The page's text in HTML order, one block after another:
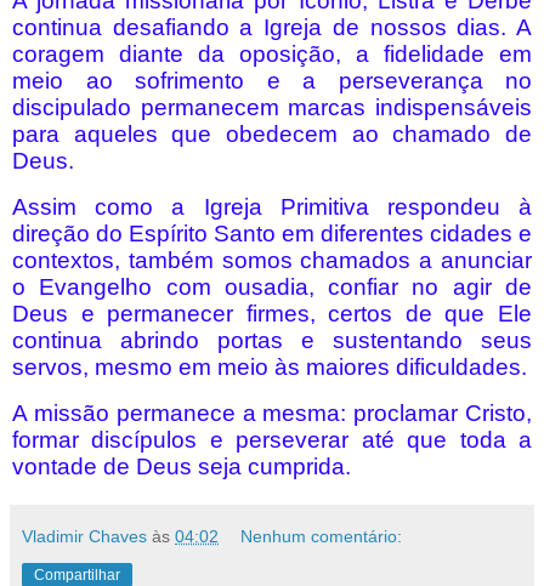
continua desafiando a Igreja de nossos dias. A
coragem diante da oposição, a fidelidade em
meio ao sofrimento e a perseverança no
discipulado permanecem marcas indispensáveis
para aqueles que obedecem ao chamado de
Deus.
Assim como a Igreja Primitiva respondeu à
direção do Espírito Santo em diferentes cidades e
contextos, também somos chamados a anunciar
o Evangelho com ousadia, confiar no agir de
Deus e permanecer firmes, certos de que Ele
continua abrindo portas e sustentando seus
servos, mesmo em meio às maiores dificuldades.
A missão permanece a mesma: proclamar Cristo,
formar discípulos e perseverar até que toda a
vontade de Deus seja cumprida.
Vladimir Chaves às 04:02 Nenhum comentário:
Compartilhar